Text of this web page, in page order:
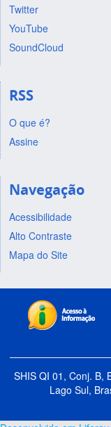
Twitter
YouTube
SoundCloud
RSS
O que é?
Assine
Navegação
Acessibilidade
Alto Contraste
Mapa do Site
SHIS QI 01, Conj. B,
Lago Sul,